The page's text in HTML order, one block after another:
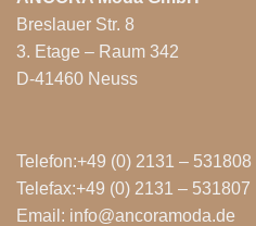
Breslauer Str. 8
3. Etage – Raum 342
D-41460 Neuss
Telefon:+49 (0) 2131 – 531808
Telefax:+49 (0) 2131 – 531807
Email: info@ancoramoda.de